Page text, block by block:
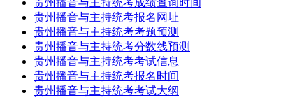
贵州播音与主持统考成绩查询时间
贵州播音与主持统考报名网址
贵州播音与主持统考考题预测
贵州播音与主持统考分数线预测
贵州播音与主持统考考试信息
贵州播音与主持统考报名时间
贵州播音与主持统考考试大纲